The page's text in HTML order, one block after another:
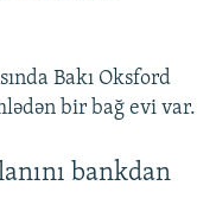
Bakı Oksford
bir bağ evi var.
bankdan